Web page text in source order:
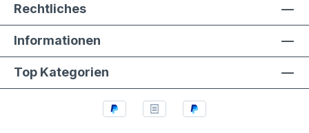
Rechtliches
Informationen
Top Kategorien